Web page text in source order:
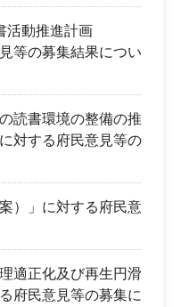
活動推進計画
等の募集結果につい
読書環境の整備の推
対する府民意見等の
）」に対する府民意
適正化及び再生円滑
府民意見等の募集に